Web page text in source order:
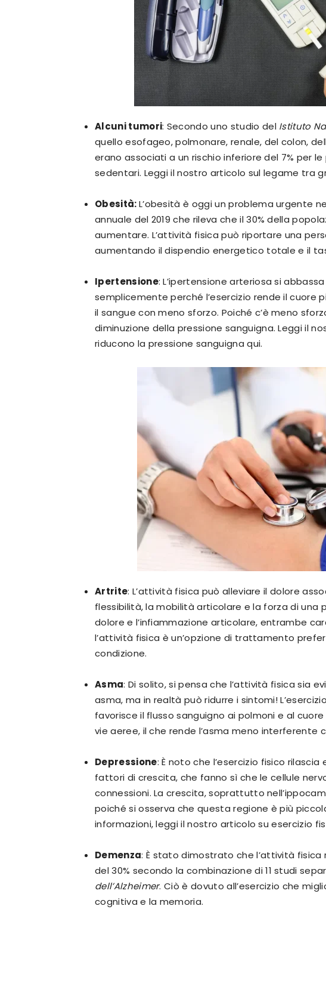
Alcuni tumori: Secondo uno studio del Istituto
quello esofageo, polmonare, renale, del colon,
erano associati a un rischio inferiore del 7% per
sedentari. Leggi il nostro articolo sul legame tra
Obesità:L’obesità è oggi un problema urgente
annuale del 2019 che rileva che il 30% della
aumentare. L’attività fisica può riportare una
aumentando il dispendio energetico totale e il
Ipertensione: L’ipertensione arteriosa si
semplicemente perché l’esercizio rende il
il sangue con meno sforzo. Poiché c’è meno
diminuzione della pressione sanguigna. Leggi il
riducono la pressione sanguigna qui.
Artrite: L’attività fisica può alleviare il dolore
flessibilità, la mobilità articolare e la forza di una
dolore e l’infiammazione articolare, entrambe
l’attività fisica è un’opzione di trattamento
condizione.
Asma: Di solito, si pensa che l’attività fisica sia
asma, ma in realtà può ridurre i sintomi!
favorisce il flusso sanguigno ai polmoni e al
vie aeree, il che rende l’asma meno interferente
Depressione: È noto che l’esercizio fisico
fattori di crescita, che fanno sì che le cellule
connessioni. La crescita, soprattutto
poiché si osserva che questa regione è più
informazioni, leggi il nostro articolo su esercizio
Demenza: È stato dimostrato che l’attività fisica
del 30% secondo la combinazione di 11 studi
dell’Alzheimer. Ciò è dovuto all’esercizio che
cognitiva e la memoria.